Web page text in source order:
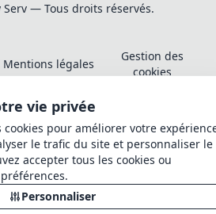
Ajouter au panier
1
Voir mon panier
— Tous droits réservés.
Mentions légales
Gestion des
cookies
vie privée
cookies pour améliorer votre
le trafic du site et personnaliser le
accepter tous les cookies ou
Personnaliser
Continuer mes achats